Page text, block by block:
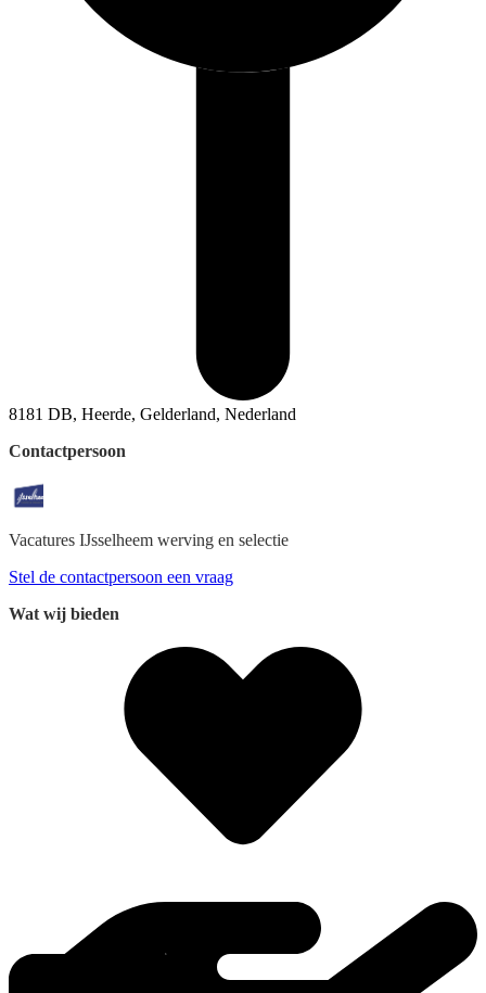
8181 DB, Heerde, Gelderland, Nederland
Contactpersoon
Vacatures IJsselheem werving en selectie
Stel de contactpersoon een vraag
Wat wij bieden